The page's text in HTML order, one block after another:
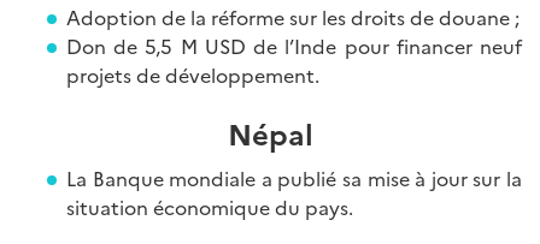
Adoption de la réforme sur les droits de douane ;
Don de 5,5 M USD de l’Inde pour financer neuf
projets de développement.
Népal
La Banque mondiale a publié sa mise à jour sur la
situation économique du pays.